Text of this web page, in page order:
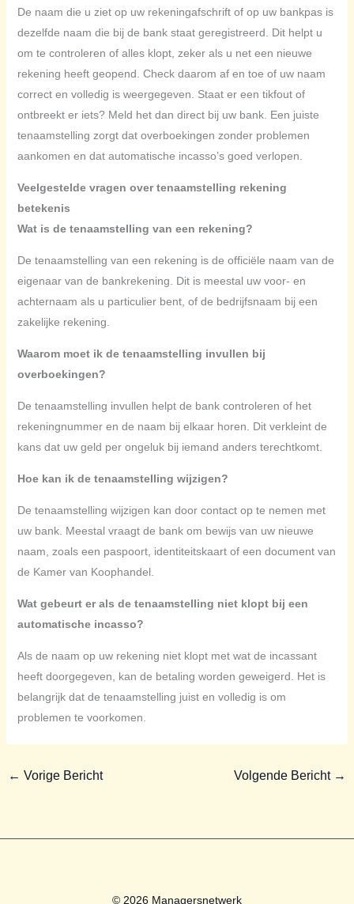
De naam die u ziet op uw rekeningafschrift of op uw bankpas is
dezelfde naam die bij de bank staat geregistreerd. Dit helpt u
om te controleren of alles klopt, zeker als u net een nieuwe
rekening heeft geopend. Check daarom af en toe of uw naam
correct en volledig is weergegeven. Staat er een tikfout of
ontbreekt er iets? Meld het dan direct bij uw bank. Een juiste
tenaamstelling zorgt dat overboekingen zonder problemen
aankomen en dat automatische incasso’s goed verlopen.
Veelgestelde vragen over tenaamstelling rekening
betekenis
Wat is de tenaamstelling van een rekening?
De tenaamstelling van een rekening is de officiële naam van de
eigenaar van de bankrekening. Dit is meestal uw voor- en
achternaam als u particulier bent, of de bedrijfsnaam bij een
zakelijke rekening.
Waarom moet ik de tenaamstelling invullen bij
overboekingen?
De tenaamstelling invullen helpt de bank controleren of het
rekeningnummer en de naam bij elkaar horen. Dit verkleint de
kans dat uw geld per ongeluk bij iemand anders terechtkomt.
Hoe kan ik de tenaamstelling wijzigen?
De tenaamstelling wijzigen kan door contact op te nemen met
uw bank. Meestal vraagt de bank om bewijs van uw nieuwe
naam, zoals een paspoort, identiteitskaart of een document van
de Kamer van Koophandel.
Wat gebeurt er als de tenaamstelling niet klopt bij een
automatische incasso?
Als de naam op uw rekening niet klopt met wat de incassant
heeft doorgegeven, kan de betaling worden geweigerd. Het is
belangrijk dat de tenaamstelling juist en volledig is om
problemen te voorkomen.
← Vorige Bericht Volgende Bericht →
© 2026 Managersnetwerk